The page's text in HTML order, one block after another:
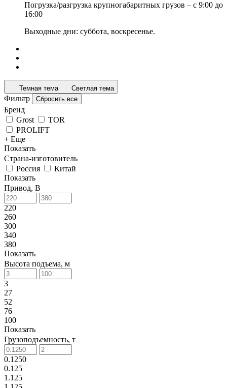
Погрузка/разгрузка крупногабаритных грузов – с 9:00 до
16:00
Выходные дни: суббота, воскресенье.
Темная тема Светлая тема
Фильтр Сбросить все
Бренд
Grost
TOR
PROLIFT
+ Еще
Показать
Страна-изготовитель
Россия
Китай
Показать
Привод, В
220
260
300
340
380
Показать
Высота подъема, м
3
27
52
76
100
Показать
Грузоподъемность, т
0.1250
0.125
1.125